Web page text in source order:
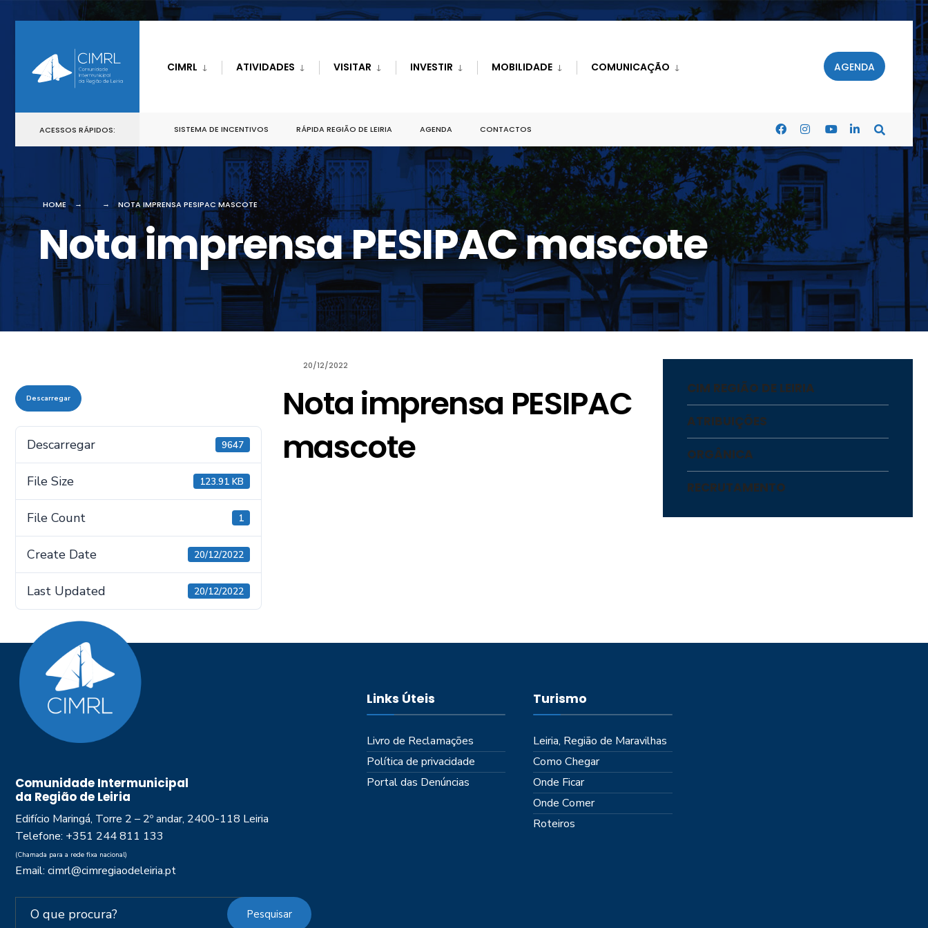
CIMRL ATIVIDADES VISITAR INVESTIR MOBILIDADE COMUNICAÇÃO AGENDA
ACESSOS RÁPIDOS: SISTEMA DE INCENTIVOS RÁPIDA REGIÃO DE LEIRIA AGENDA CONTACTOS
HOME NOTA IMPRENSA PESIPAC MASCOTE
Nota imprensa PESIPAC mascote
20/12/2022
Descarregar
Descarregar 9647
File Size 123.91 KB
File Count 1
Create Date 20/12/2022
Last Updated 20/12/2022
Nota imprensa PESIPAC
mascote
CIM REGIÃO DE LEIRIA
ATRIBUIÇÕES
ORGÂNICA
RECRUTAMENTO
Comunidade Intermunicipal
da Região de Leiria
Edifício Maringá, Torre 2 – 2º andar, 2400-118 Leiria
Telefone: +351 244 811 133
(Chamada para a rede fixa nacional)
Email: cimrl@cimregiaodeleiria.pt
Pesquisar
Links Úteis
Livro de Reclamações
Política de privacidade
Portal das Denúncias
Turismo
Leiria, Região de Maravilhas
Como Chegar
Onde Ficar
Onde Comer
Roteiros